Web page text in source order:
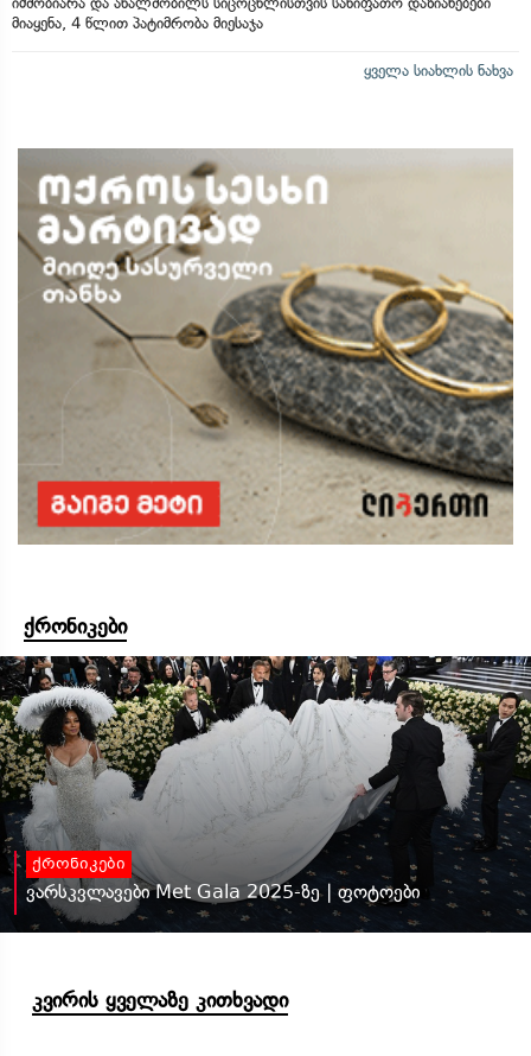
მიაყენა, 4 წლით პატიმრობა მიესაჯა
ყველა სიახლის ნახვა
ქრონიკები
ქრონიკები
ვარსკვლავები Met Gala 2025-ზე | ფოტოები
კვირის ყველაზე კითხვადი